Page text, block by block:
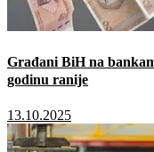
Građani BiH na
godinu ranije
13.10.2025